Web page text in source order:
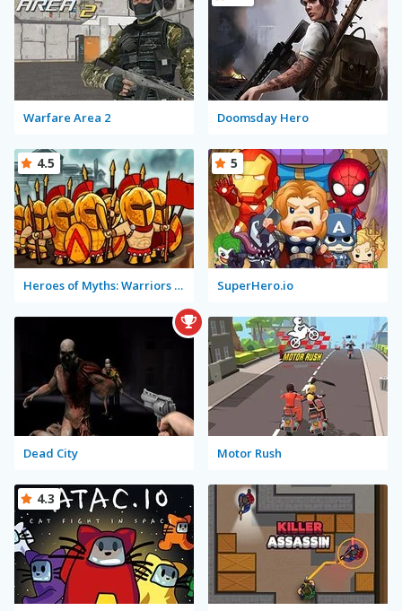
Warfare Area 2 Doomsday Hero
Heroes of Myths: Warriors of Gods
4.5
SuperHero.io
5
Dead City Motor Rush
4.3